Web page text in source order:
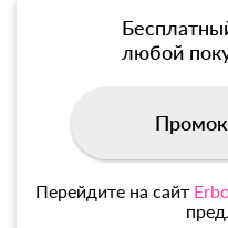
любой
Перейдите на сайт